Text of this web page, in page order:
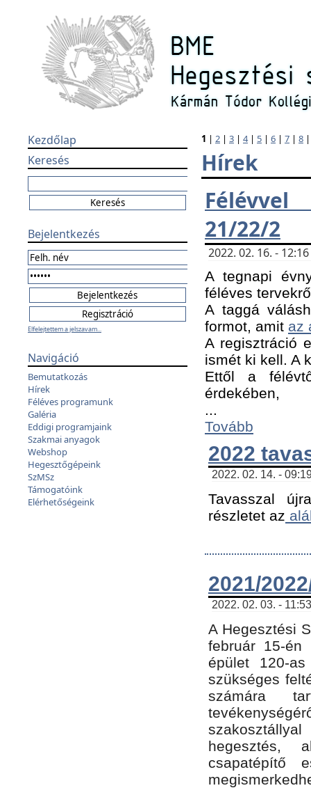
Kezdőlap
Keresés
Bejelentkezés
Elfelejtettem a jelszavam...
Navigáció
Bemutatkozás
Hírek
Féléves programunk
Galéria
Eddigi programjaink
Szakmai anyagok
Webshop
Hegesztőgépeink
SzMSz
Támogatóink
Elérhetőségeink
1 | 2 | 3 | 4| 5 | 6 | 7 | 8
Hírek
21/22/2
2022. 02. 16. -
A tegnapi
féléves
A taggá
formot, amit az
A regisztráció
ismét ki kell. A
Ettől a
érdekében,
...
Tovább
2022
2022. 02. 14. -
Tavasszal
részletet az
2021/
2022. 02. 03. -
A Hegesztési
február 15-
épület 120-
szükséges
számára
hegesztés,
csapatépítő